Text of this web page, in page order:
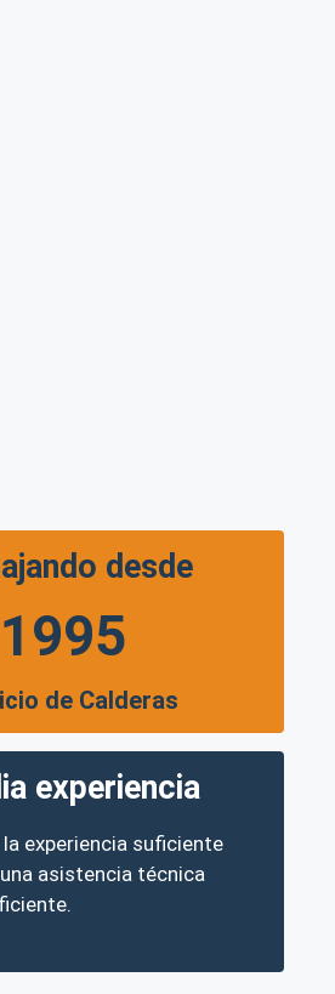
desde
1995
de Calderas
experiencia
experiencia suficiente
asistencia técnica